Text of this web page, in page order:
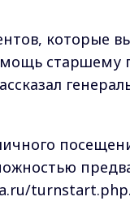
которые
старшему